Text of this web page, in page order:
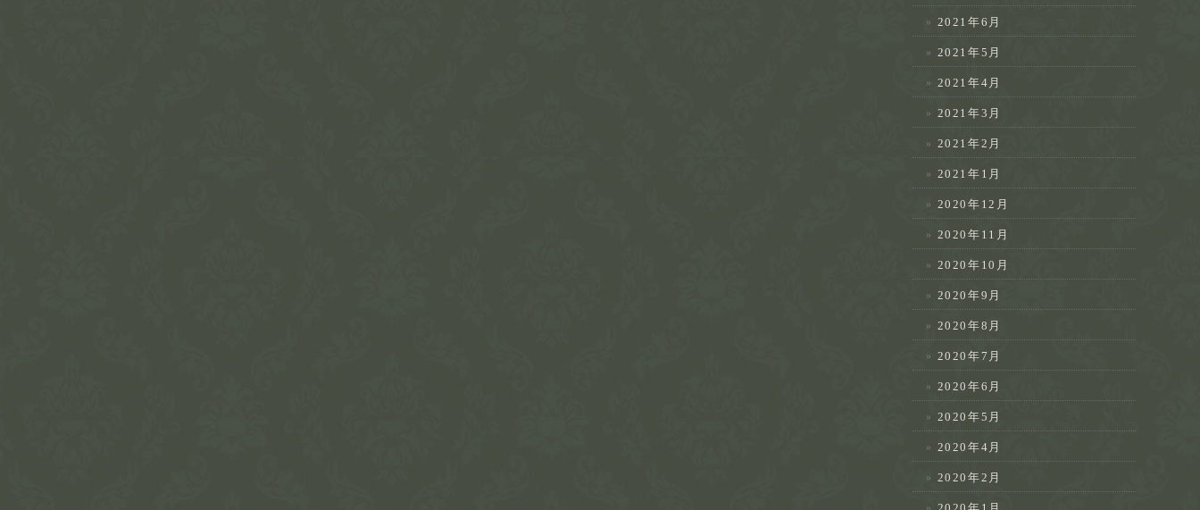
2021年6月
2021年5月
2021年4月
2021年3月
2021年2月
2021年1月
2020年12月
2020年11月
2020年10月
2020年9月
2020年8月
2020年7月
2020年6月
2020年5月
2020年4月
2020年2月